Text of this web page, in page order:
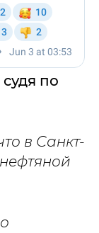
по
в Санкт-
о